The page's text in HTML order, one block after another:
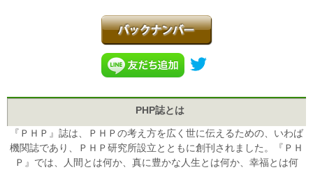
PHP誌とは
『ＰＨＰ』誌は、ＰＨＰの考え方を広く世に伝えるための、いわば
機関誌であり、ＰＨＰ研究所設立とともに創刊されました。『ＰＨ
Ｐ』では、人間とは何か、真に豊かな人生とは何か、幸福とは何